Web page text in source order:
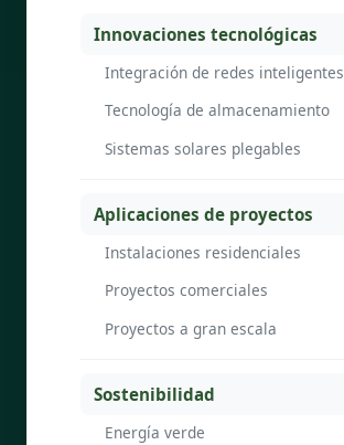
Innovaciones tecnológicas
Integración de redes inteligentes
Tecnología de almacenamiento
Sistemas solares plegables
Aplicaciones de proyectos
Instalaciones residenciales
Proyectos comerciales
Proyectos a gran escala
Sostenibilidad
Energía verde